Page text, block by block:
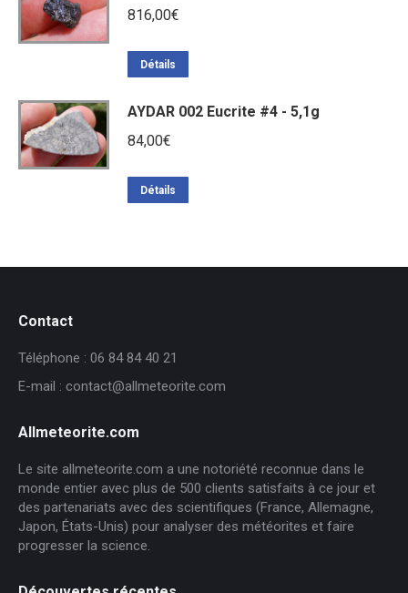
816,00€
Détails
AYDAR 002 Eucrite #4 - 5,1g
84,00€
Détails
Contact
Téléphone : 06 84 84 40 21
E-mail : contact@allmeteorite.com
Allmeteorite.com
Le site allmeteorite.com a une notoriété reconnue dans le
monde entier avec plus de 500 clients satisfaits à ce jour et
des partenariats avec des scientifiques (France, Allemagne,
Japon, États-Unis) pour analyser des météorites et faire
progresser la science.